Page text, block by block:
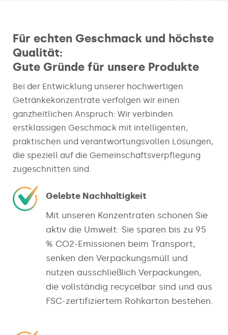
Für echten Geschmack und höchste
Qualität:
Gute Gründe für unsere Produkte
Bei der Entwicklung unserer hochwertigen
Getränkekonzentrate verfolgen wir einen
ganzheitlichen Anspruch: Wir verbinden
erstklassigen Geschmack mit intelligenten,
praktischen und verantwortungsvollen Lösungen,
die speziell auf die Gemeinschaftsverpflegung
zugeschnitten sind.
Gelebte Nachhaltigkeit
Mit unseren Konzentraten schonen Sie
aktiv die Umwelt: Sie sparen bis zu 95
% CO2​-Emissionen beim Transport,
senken den Verpackungsmüll und
nutzen ausschließlich Verpackungen,
die vollständig recycelbar sind und aus
FSC-zertifiziertem Rohkarton bestehen.